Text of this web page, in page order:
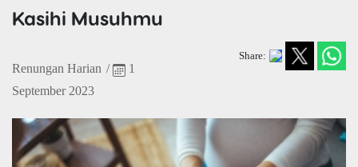
Kasihi Musuhmu
Renungan Harian /
1
September 2023
Share: